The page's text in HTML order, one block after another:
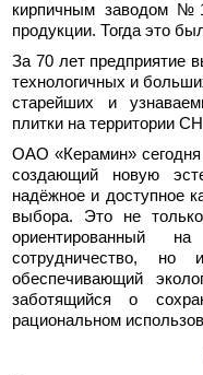
кирпичным заводом
продукции. Тогда это
За 70 лет предприятие
технологичных и
старейших и
плитки на территории
ОАО «Керамин»
создающий новую
надёжное и доступное
выбора. Это не
ориентированный
сотрудничество, но
обеспечивающий
заботящийся о
рациональном